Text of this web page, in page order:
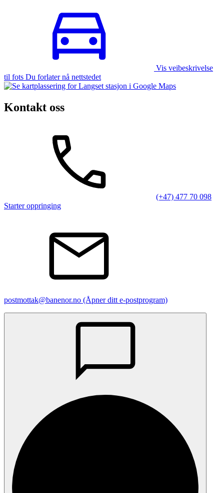
Vis veibeskrivelse
til fots Du forlater nå nettstedet
Kontakt oss
(+47) 477 70 098
Starter oppringing
postmottak@banenor.no (Åpner ditt e-postprogram)